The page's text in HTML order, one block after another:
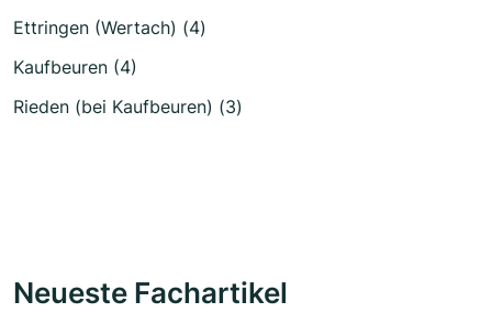
Ettringen (Wertach) (4)
Kaufbeuren (4)
Rieden (bei Kaufbeuren) (3)
Neueste Fachartikel